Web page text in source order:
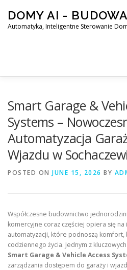
content
DOMY AI -
Automatyka, Inteligentne Sterowanie
SMART DOM AI –
BLOG KONTAKT
Smart Garage &
Systems –
Automatyzacja
Wjazdu w
POSTED ON JUNE 15, 2026 BY
Współczesne budownictwo
komercyjne coraz częściej opiera się
automatyzacji, które podnoszą
codziennego życia. Jednym z
Smart Garage & Vehicle Access
zarządzania dostępem do garaży i